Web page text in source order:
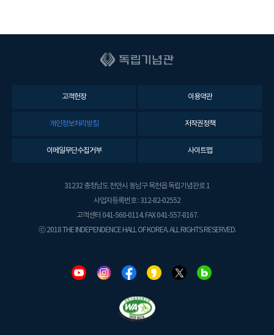
고객헌장 이용약관
개인정보처리방침 저작권정책
이메일무단수집거부 사이트맵
31232 충청남도 천안시 동남구 목천읍 독립기념관로 1
사업자등록번호 : 312-82-02552
고객센터 041-560-0114. FAX 041-557-8167.
ⓒ 2018 THE INDEPENDENCE HALL OF KOREA. ALL RIGHTS RESERVED.